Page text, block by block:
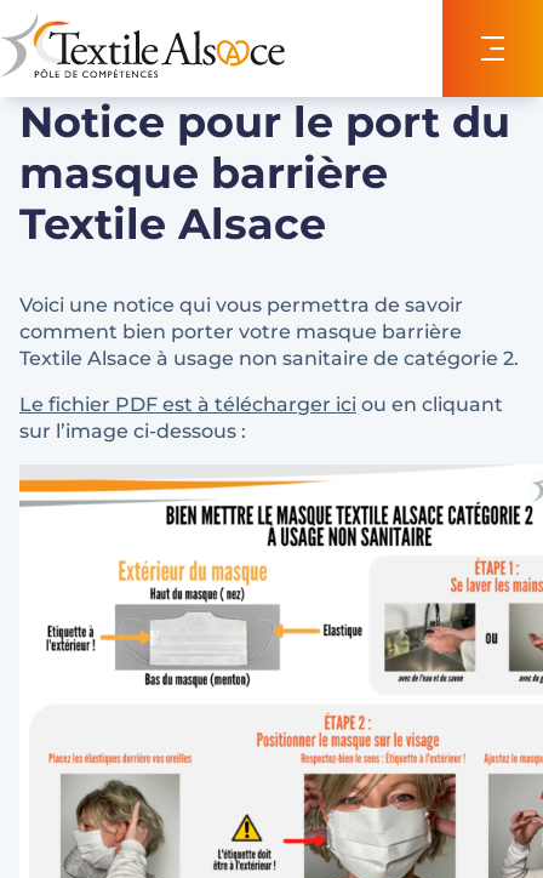
Notice pour le port du
masque barrière
Textile Alsace
Voici une notice qui vous permettra de savoir
comment bien porter votre masque barrière
Textile Alsace à usage non sanitaire de catégorie 2.
Le fichier PDF est à télécharger ici ou en cliquant
sur l’image ci-dessous :
Panneau de gestion des cookies